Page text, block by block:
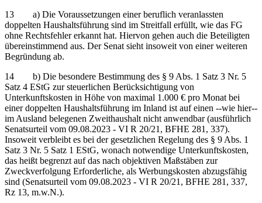
13 a) Die Voraussetzungen einer beruflich veranlassten
doppelten Haushaltsführung sind im Streitfall erfüllt, wie das FG
ohne Rechtsfehler erkannt hat. Hiervon gehen auch die Beteiligten
übereinstimmend aus. Der Senat sieht insoweit von einer weiteren
Begründung ab.
14 b) Die besondere Bestimmung des § 9 Abs. 1 Satz 3 Nr. 5
Satz 4 EStG zur steuerlichen Berücksichtigung von
Unterkunftskosten in Höhe von maximal 1.000 € pro Monat bei
einer doppelten Haushaltsführung im Inland ist auf einen ‑‑wie hier‑‑
im Ausland belegenen Zweithaushalt nicht anwendbar (ausführlich
Senatsurteil vom 09.08.2023 - VI R 20/21, BFHE 281, 337).
Insoweit verbleibt es bei der gesetzlichen Regelung des § 9 Abs. 1
Satz 3 Nr. 5 Satz 1 EStG, wonach notwendige Unterkunftskosten,
das heißt begrenzt auf das nach objektiven Maßstäben zur
Zweckverfolgung Erforderliche, als Werbungskosten abzugsfähig
sind (Senatsurteil vom 09.08.2023 - VI R 20/21, BFHE 281, 337,
Rz 13, m.w.N.).